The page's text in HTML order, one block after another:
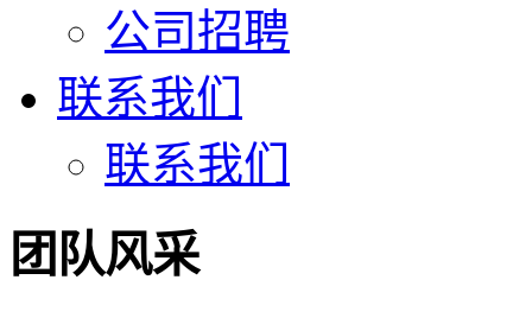
公司招聘
联系我们
联系我们
团队风采